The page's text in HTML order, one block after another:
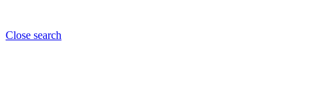
Close search